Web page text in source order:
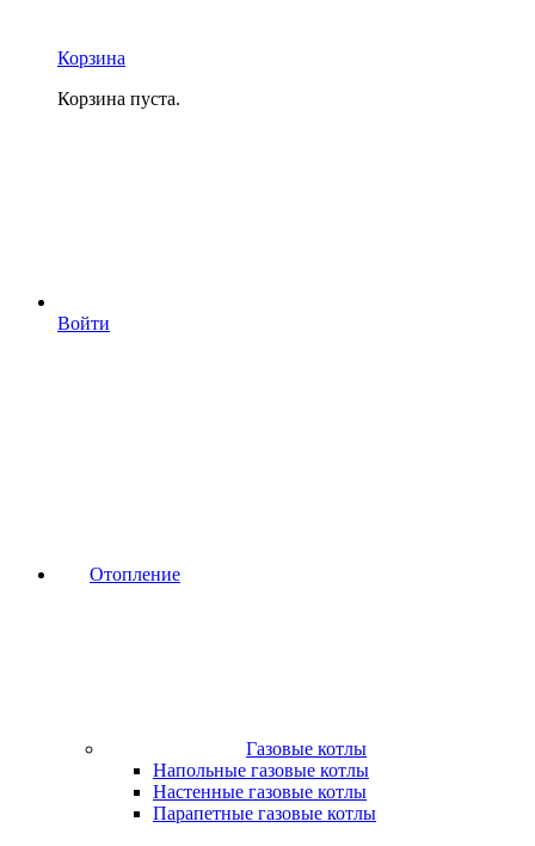
Корзина
Корзина пуста.
Войти
Отопление
Газовые котлы
Напольные газовые котлы
Настенные газовые котлы
Парапетные газовые котлы